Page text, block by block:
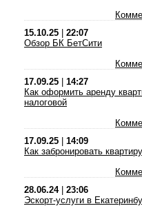
15.10.25
22:07
Обзор БК БетСити
17.09.25
14:27
Как оформить аренду
налоговой
17.09.25
14:09
Как забронировать
28.06.24| 23:06
Эскорт-услуги в